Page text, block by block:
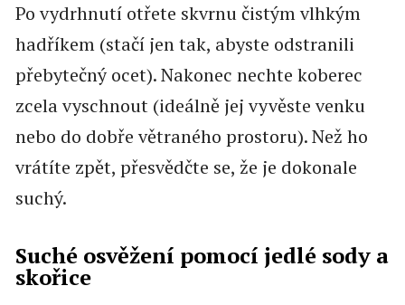
Po vydrhnutí otřete skvrnu čistým vlhkým
hadříkem (stačí jen tak, abyste odstranili
přebytečný ocet). Nakonec nechte koberec
zcela vyschnout (ideálně jej vyvěste venku
nebo do dobře větraného prostoru). Než ho
vrátíte zpět, přesvědčte se, že je dokonale
suchý.
Suché osvěžení pomocí jedlé sody a
skořice